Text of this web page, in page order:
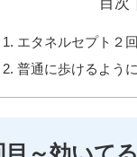
エタネルセプト２
普通に歩けるよう